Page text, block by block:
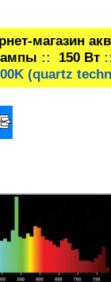
магазин
:: 150 Вт::
(quartz